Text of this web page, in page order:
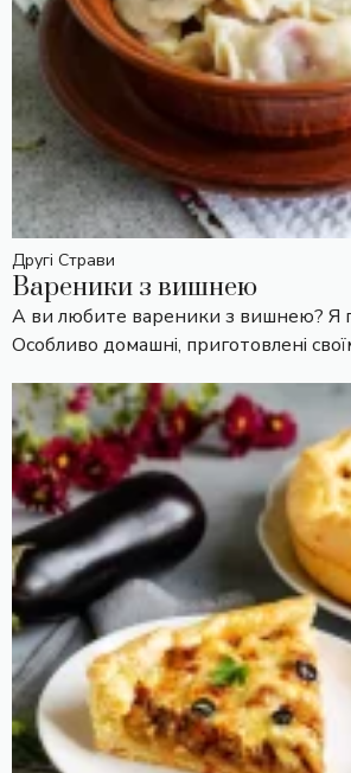
Другі Страви
Вареники з вишнею
А ви любите вареники з вишнею? Я
Особливо домашні, приготовлені